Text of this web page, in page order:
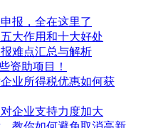
报，全在这里了
大作用和十大好处
难点汇总与解析
资助项目！
业所得税优惠如何获
企业支持力度加大